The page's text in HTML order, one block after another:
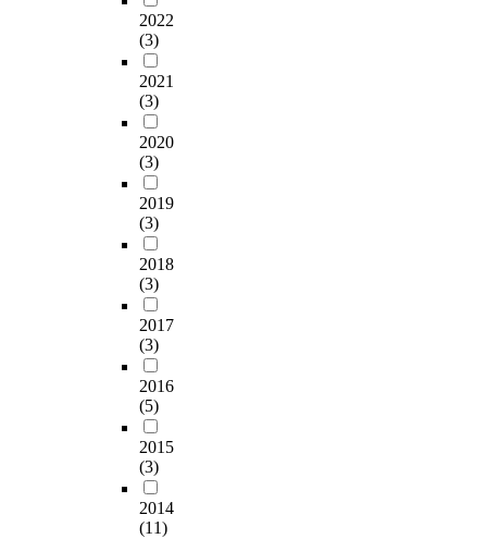
2022
(3)
2021
(3)
2020
(3)
2019
(3)
2018
(3)
2017
(3)
2016
(5)
2015
(3)
2014
(11)